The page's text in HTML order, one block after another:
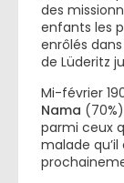
des
enfants les
enrôlés
de Lüderitz
Mi-février
Nama
parmi ceux
malade qu’il